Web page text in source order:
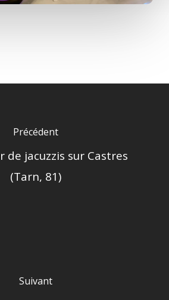
Précédent
de jacuzzis sur Castres
(Tarn, 81)
Suivant